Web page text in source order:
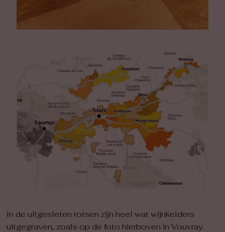
In de uitgesleten rotsen zijn heel wat wijnkelders
uitgegraven, zoals op de foto hierboven in Vouvray.